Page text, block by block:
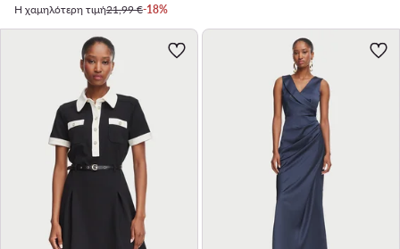
Η χαμηλότερη τιμή21,99 €-18%